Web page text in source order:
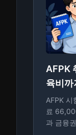
AFPK
육비까
AFPK 시
료
과 금융